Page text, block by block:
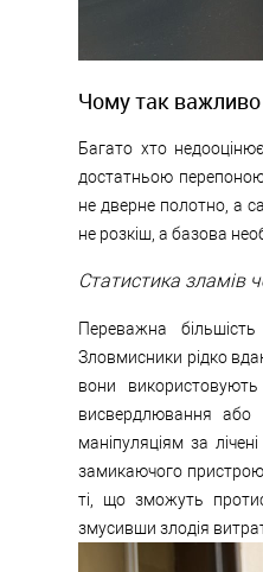
Чому так важливо
Багато хто
достатньою
не дверне полотно, а
не розкіш, а базова
Статистика зламів
Переважна
Зловмисники рідко
вони використовують
висвердлювання або
маніпуляціям за
замикаючого
ті, що зможуть
змусивши злодія